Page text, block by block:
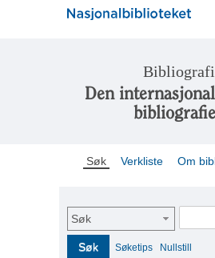
Bibliografi
Den
Søk Verkliste Om
Søk
Søk Søketips Nullstill